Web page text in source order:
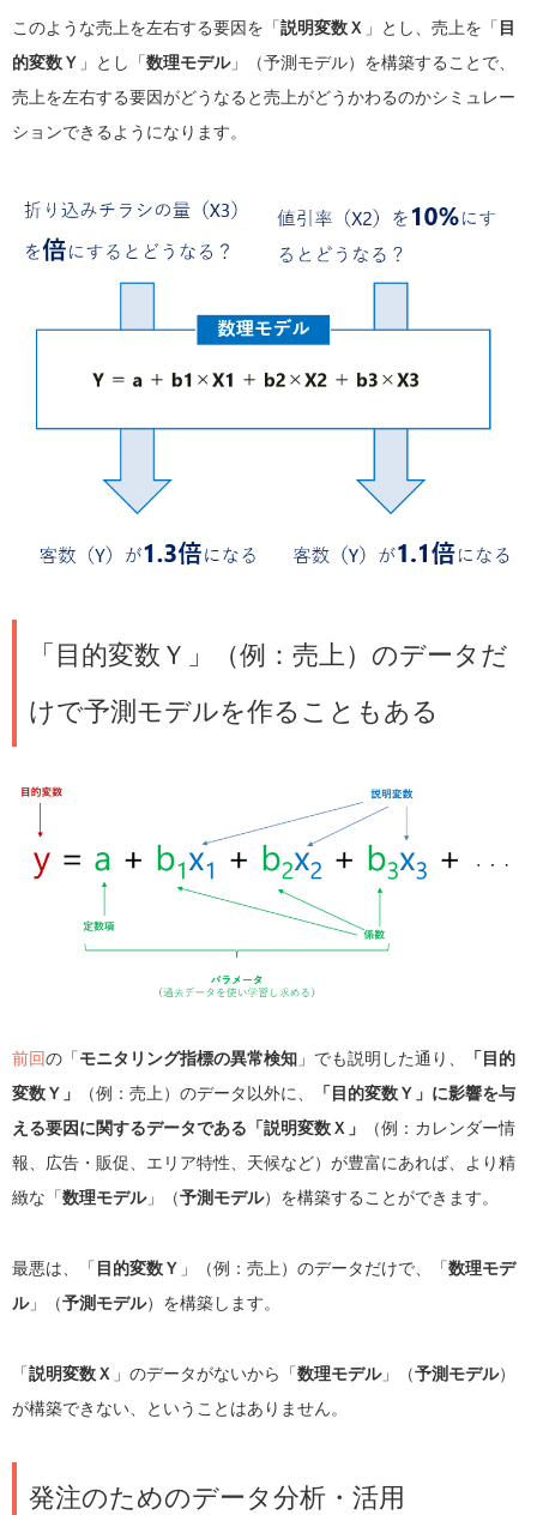
このような売上を左右する要因を「説明変数Ｘ 」とし、売上を「 目
的変数Ｙ 」とし「数理モデル」（予測モデル）を構築することで、
売上を左右する要因がどうなると売上がどうかわるのかシミュレー
ションできるようになります。
「目的変数Ｙ」（例：売上）のデータだ
けで予測モデルを作ることもある
前回の「モニタリング指標の異常検知 」でも説明した通り、
「目的
変数Ｙ」
（例：売上）のデータ以外に、
「目的変数Ｙ」に影響を与
える要因に関するデータである「説明変数Ｘ」
（例：カレンダー情
報、広告・販促、エリア特性、天候など）が豊富にあれば、より精
緻な「数理モデル」（予測モデル）を構築することができます。
最悪は、「 目的変数Ｙ 」（例：売上）のデータだけで、「数理モデ
ル」（予測モデル）を構築します。
「説明変数Ｘ 」のデータがないから「数理モデル」（予測モデル）
が構築できない、ということはありません。
発注のためのデータ分析・活用